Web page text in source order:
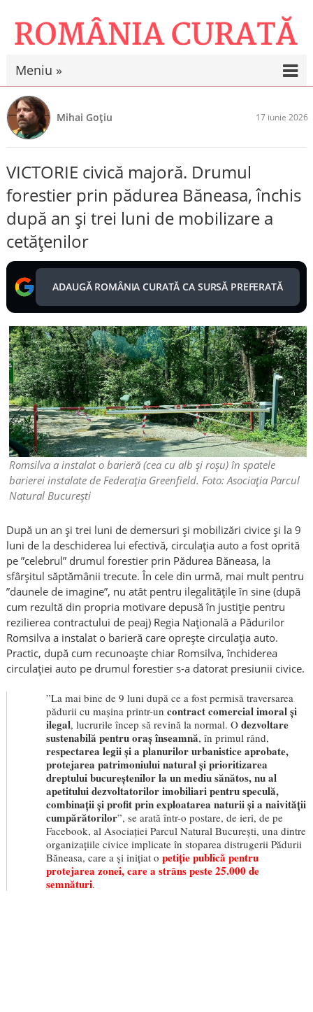
Meniu »
Mihai Goțiu 17 iunie 2026
VICTORIE civică majoră. Drumul
forestier prin pădurea Băneasa, închis
după an și trei luni de mobilizare a
cetățenilor
ADAUGĂ ROMÂNIA CURATĂ CA SURSĂ PREFERATĂ
Romsilva a instalat o barieră (cea cu alb și roșu) în spatele
barierei instalate de Federația Greenfield. Foto: Asociația Parcul
Natural București
După un an și trei luni de demersuri și mobilizări civice și la 9
luni de la deschiderea lui efectivă, circulația auto a fost oprită
pe ”celebrul” drumul forestier prin Pădurea Băneasa, la
sfârșitul săptămânii trecute. În cele din urmă, mai mult pentru
”daunele de imagine”, nu atât pentru ilegalitățile în sine (după
cum rezultă din propria motivare depusă în justiție pentru
rezilierea contractului de peaj) Regia Națională a Pădurilor
Romsilva a instalat o barieră care oprește circulația auto.
Practic, după cum recunoaște chiar Romsilva, închiderea
circulației auto pe drumul forestier s-a datorat presiunii civice.
”La mai bine de 9 luni după ce a fost permisă traversarea
pădurii cu mașina printr-uncontract comercial imoral și
ilegal, lucrurile încep să revină la normal. Odezvoltare
sustenabilă pentru oraș înseamnă, în primul rând,
respectarea legii și a planurilor urbanistice aprobate,
protejarea patrimoniului natural și prioritizarea
dreptului bucureștenilor la un mediu sănătos, nu al
apetitului dezvoltatorilor imobiliari pentru speculă,
combinații și profit prin exploatarea naturii și a naivității
cumpărătorilor”, se arată într-o postare, de ieri, de pe
Facebook, al Asociației Parcul Natural București, una dintre
organizațiile civice implicate în stoparea distrugerii Pădurii
Băneasa, care a și inițiat opetiție publică pentru
protejarea zonei, care a strâns peste 25.000 de
semnături.